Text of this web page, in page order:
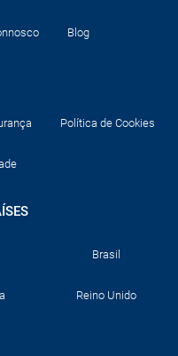
Blog
Política de Cookies
Brasil
Reino Unido